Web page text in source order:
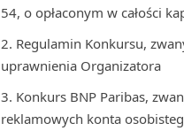
54, o opłaconym w całości
Regulamin Konkursu,
uprawnienia Organizatora
Konkurs BNP Paribas,
reklamowych konta